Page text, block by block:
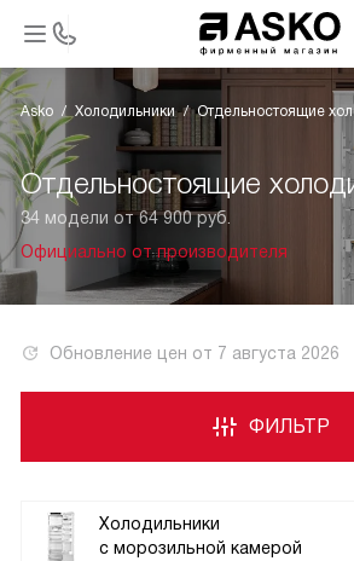
Asko Холодильники Отдельностоящие
Отдельностоящие
34 модели от 64 900 руб.
Официально от производителя
Обновление цен от 7 августа 2026
Холодильники
с морозильной камерой
ФИЛЬТР